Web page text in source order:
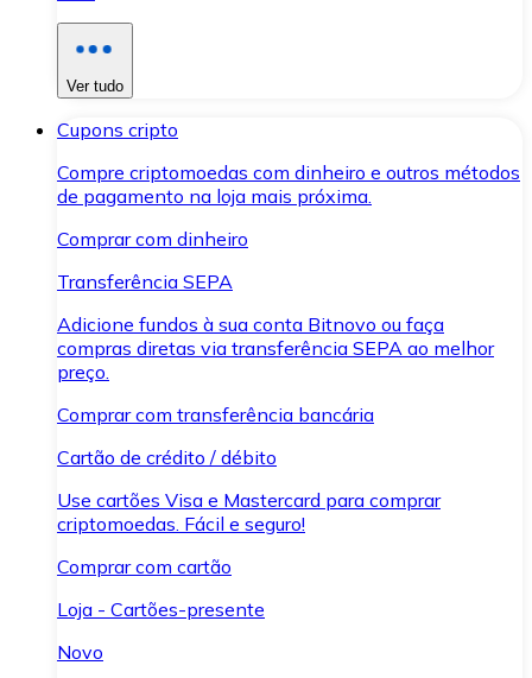
Ver tudo
Cupons cripto
Compre criptomoedas com dinheiro e outros métodos
de pagamento na loja mais próxima.
Comprar com dinheiro
Transferência SEPA
Adicione fundos à sua conta Bitnovo ou faça
compras diretas via transferência SEPA ao melhor
preço.
Comprar com transferência bancária
Cartão de crédito / débito
Use cartões Visa e Mastercard para comprar
criptomoedas. Fácil e seguro!
Comprar com cartão
Loja - Cartões-presente
Novo